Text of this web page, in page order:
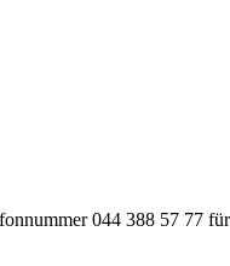
044 388 57 77